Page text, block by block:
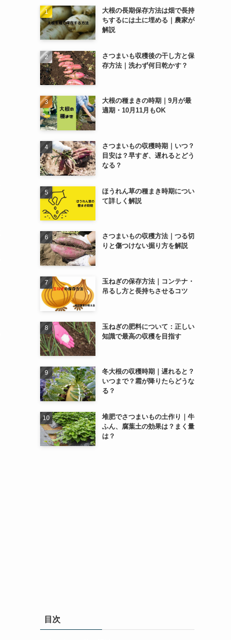
大根の長期保存方法は畑で長持
ちするには土に埋める｜農家が
解説
さつまいも収穫後の干し方と保
存方法｜洗わず何日乾かす？
大根の種まきの時期｜9月が最
適期・10月11月もOK
さつまいもの収穫時期｜いつ？
目安は？早すぎ、遅れるとどう
なる？
ほうれん草の種まき時期につい
て詳しく解説
さつまいもの収穫方法｜つる切
りと傷つけない掘り方を解説
玉ねぎの保存方法｜コンテナ・
吊るし方と長持ちさせるコツ
玉ねぎの肥料について：正しい
知識で最高の収穫を目指す
冬大根の収穫時期｜遅れると？
いつまで？霜が降りたらどうな
る？
堆肥でさつまいもの土作り｜牛
ふん、腐葉土の効果は？まく量
は？
目次